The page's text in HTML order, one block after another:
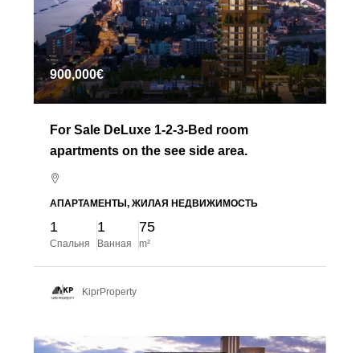
900,000€
For Sale DeLuxe 1-2-3-Bed room
apartments on the see side area.
АПАРТАМЕНТЫ, ЖИЛАЯ НЕДВИЖИМОСТЬ
1
Спальня
1
Ванная
75
m²
KiprProperty